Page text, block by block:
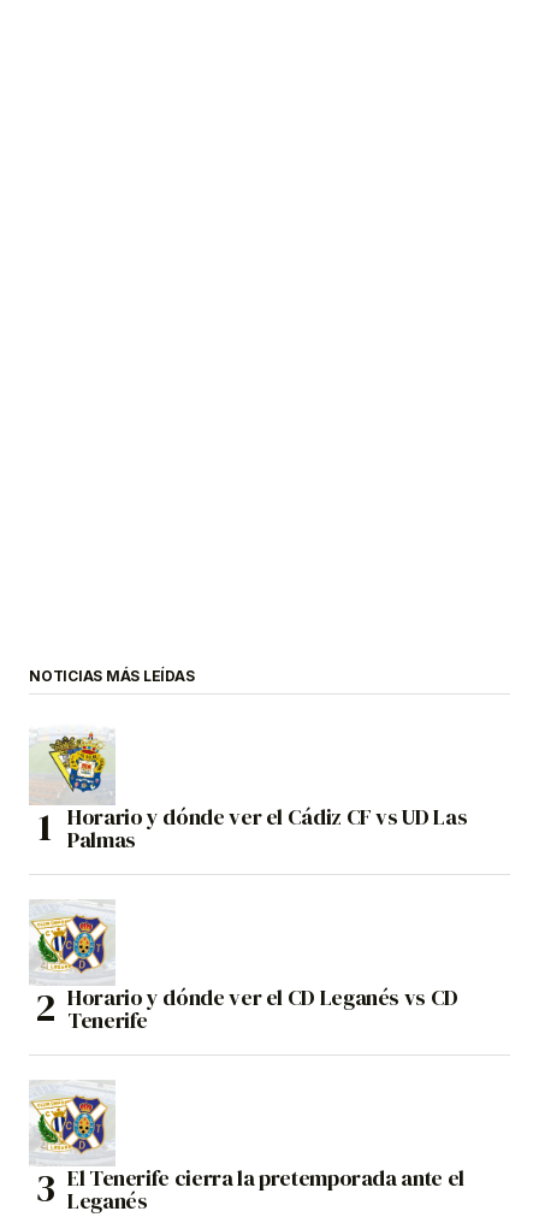
NOTICIAS MÁS LEÍDAS
Horario y dónde ver el Cádiz CF vs UD Las
Palmas
Horario y dónde ver el CD Leganés vs CD
Tenerife
El Tenerife cierra la pretemporada ante el
Leganés